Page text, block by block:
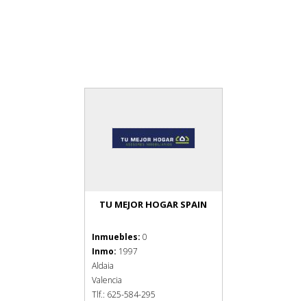
TU MEJOR HOGAR SPAIN
Inmuebles: 0
Inmo: 1997
Aldaia
Valencia
Tlf.: 625-584-295